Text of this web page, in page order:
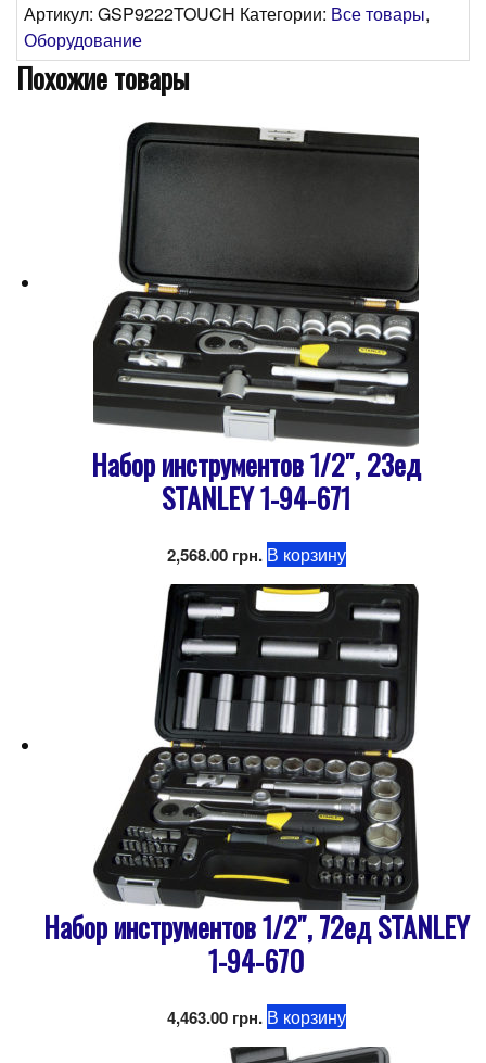
Артикул: GSP9222TOUCH Категории: Все товары,
Оборудование
Похожие товары
Набор инструментов 1/2″, 23ед
STANLEY 1-94-671
2,568.00 грн. В корзину
Набор инструментов 1/2″, 72ед STANLEY
1-94-670
4,463.00 грн. В корзину